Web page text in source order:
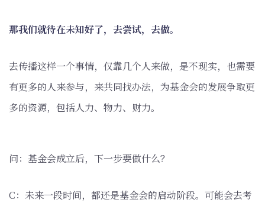
那我们就待在未知好了，去尝试，去做。
去传播这样一个事情，仅靠几个人来做，是不现实，也需要
有更多的人来参与，来共同找办法，为基金会的发展争取更
多的资源，包括人力、物力、财力。
问：基金会成立后，下一步要做什么？
C：未来一段时间，都还是基金会的启动阶段。可能会去考